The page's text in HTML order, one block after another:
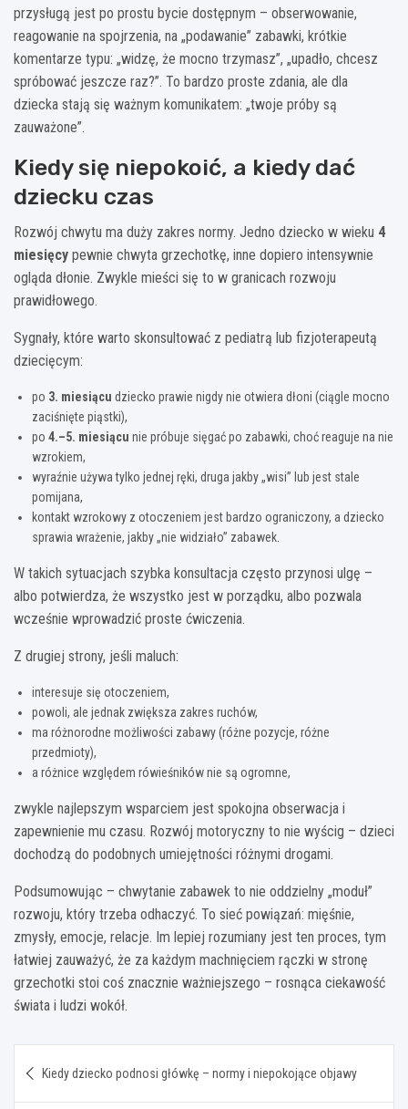
przysługą jest po prostu bycie dostępnym – obserwowanie,
reagowanie na spojrzenia, na „podawanie” zabawki, krótkie
komentarze typu: „widzę, że mocno trzymasz”, „upadło, chcesz
spróbować jeszcze raz?”. To bardzo proste zdania, ale dla
dziecka stają się ważnym komunikatem: „twoje próby są
zauważone”.
Kiedy się niepokoić, a kiedy dać
dziecku czas
Rozwój chwytu ma duży zakres normy. Jedno dziecko w wieku 4
miesięcy pewnie chwyta grzechotkę, inne dopiero intensywnie
ogląda dłonie. Zwykle mieści się to w granicach rozwoju
prawidłowego.
Sygnały, które warto skonsultować z pediatrą lub fizjoterapeutą
dziecięcym:
po 3. miesiącu dziecko prawie nigdy nie otwiera dłoni (ciągle mocno
zaciśnięte piąstki),
po 4.–5. miesiącu nie próbuje sięgać po zabawki, choć reaguje na nie
wzrokiem,
wyraźnie używa tylko jednej ręki, druga jakby „wisi” lub jest stale
pomijana,
kontakt wzrokowy z otoczeniem jest bardzo ograniczony, a dziecko
sprawia wrażenie, jakby „nie widziało” zabawek.
W takich sytuacjach szybka konsultacja często przynosi ulgę –
albo potwierdza, że wszystko jest w porządku, albo pozwala
wcześnie wprowadzić proste ćwiczenia.
Z drugiej strony, jeśli maluch:
interesuje się otoczeniem,
powoli, ale jednak zwiększa zakres ruchów,
ma różnorodne możliwości zabawy (różne pozycje, różne
przedmioty),
a różnice względem rówieśników nie są ogromne,
zwykle najlepszym wsparciem jest spokojna obserwacja i
zapewnienie mu czasu. Rozwój motoryczny to nie wyścig – dzieci
dochodzą do podobnych umiejętności różnymi drogami.
Podsumowując – chwytanie zabawek to nie oddzielny „moduł”
rozwoju, który trzeba odhaczyć. To sieć powiązań: mięśnie,
zmysły, emocje, relacje. Im lepiej rozumiany jest ten proces, tym
łatwiej zauważyć, że za każdym machnięciem rączki w stronę
grzechotki stoi coś znacznie ważniejszego – rosnąca ciekawość
świata i ludzi wokół.
wpisu
Kiedy dziecko podnosi główkę – normy i niepokojące objawy